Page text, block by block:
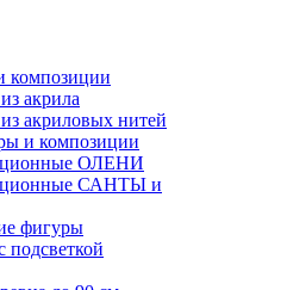
композиции
акрила
акриловых нитей
и композиции
ОЛЕНИ
САНТЫ и
фигуры
подсветкой